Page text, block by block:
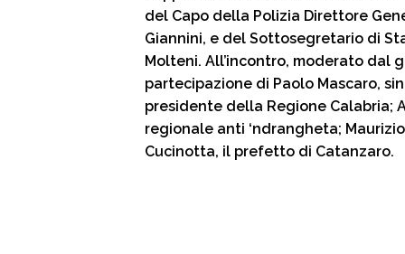
del Capo della Polizia Direttore
Giannini, e del Sottosegretario di
Molteni. All’incontro, moderato dal
partecipazione di Paolo Mascaro,
presidente della Regione Calabria;
regionale anti ‘ndrangheta;
Cucinotta, il prefetto di Catanzaro.